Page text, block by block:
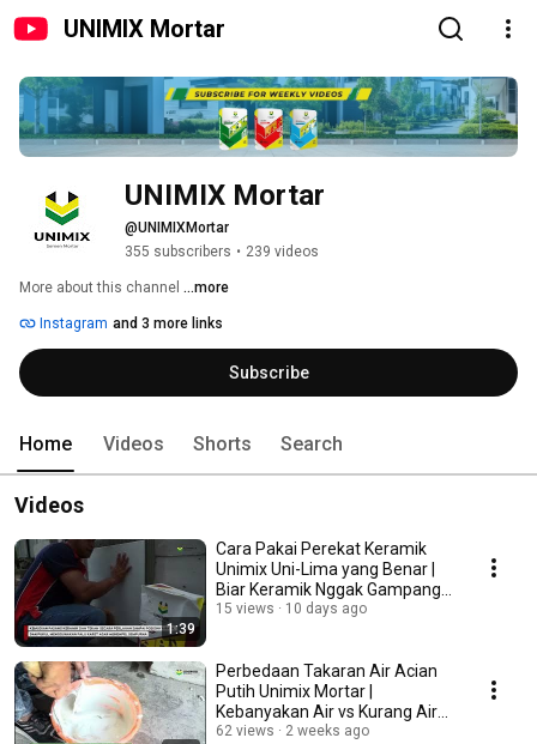
UNIMIX Mortar
UNIMIX Mortar
@UNIMIXMortar
355 subscribers • 239 videos
More about this channel ...more
Instagram and 3 more links
Subscribe
Home Videos Shorts Search
Videos
1:39
Cara Pakai Perekat Keramik
Unimix Uni-Lima yang Benar |
Biar Keramik Nggak Gampang
Copot
15 views 10 days ago
Perbedaan Takaran Air Acian
Putih Unimix Mortar |
Kebanyakan Air vs Kurang Air
vs Takaran yang Pas
62 views 2 weeks ago